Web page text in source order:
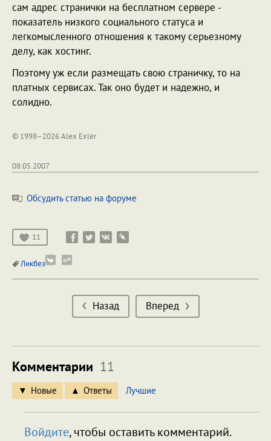
сам адрес странички на бесплатном сервере -
показатель низкого социального статуса и
легкомысленного отношения к такому серьезному
делу, как хостинг.
Поэтому уж если размещать свою страничку, то на
платных сервисах. Так оно будет и надежно, и
солидно.
© 1998–2026 Alex Exler
08.05.2007
Обсудить статью на форуме
11
Ликбез
Назад Вперед
Комментарии 11
Новые Ответы Лучшие
Войдите, чтобы оставить комментарий.